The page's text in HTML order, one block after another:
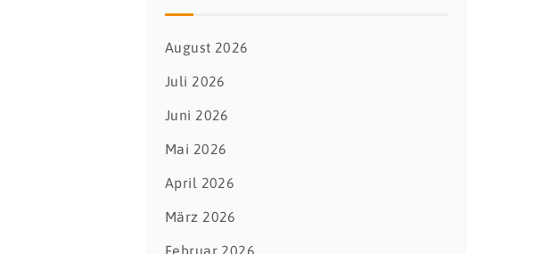
August 2026
Juli 2026
Juni 2026
Mai 2026
April 2026
März 2026
Februar 2026